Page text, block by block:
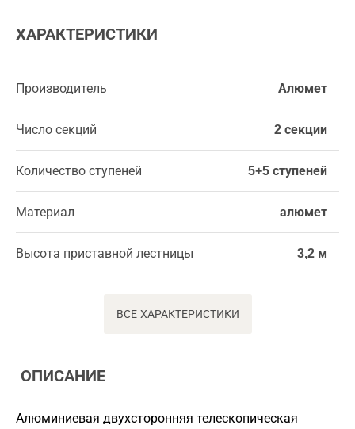
ХАРАКТЕРИСТИКИ
Производитель Алюмет
Число секций 2 секции
Количество ступеней 5+5 ступеней
Материал алюмет
Высота приставной лестницы 3,2 м
ВСЕ ХАРАКТЕРИСТИКИ
ОПИСАНИЕ
Алюминиевая двухсторонняя телескопическая